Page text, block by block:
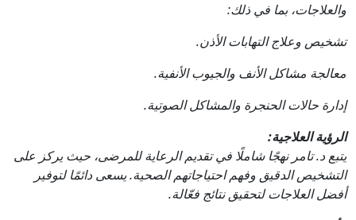
والعلاجات، بما في ذلك:
تشخيص وعلاج التهابات الأذن.
معالجة مشاكل الأنف والجيوب الأنفية.
إدارة حالات الحنجرة والمشاكل الصوتية.
الرؤية العلاجية:
يتبع د. تامر نهجًا شاملًا في تقديم الرعاية للمرضى، حيث يركز على
التشخيص الدقيق وفهم احتياجاتهم الصحية. يسعى دائمًا لتوفير
أفضل العلاجات لتحقيق نتائج فعّالة.